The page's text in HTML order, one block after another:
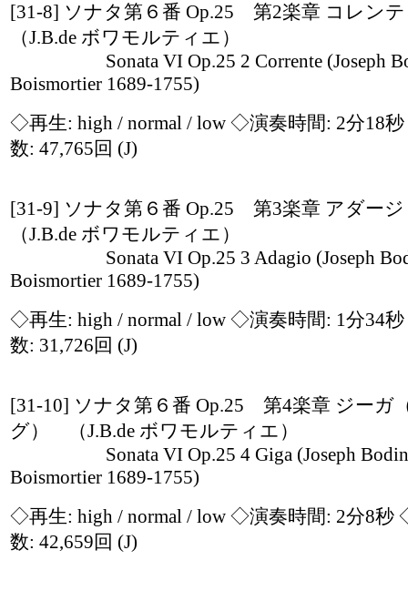
[31-8] ソナタ第６番 Op.25 第2楽章 コレン
（J.B.de ボワモルティエ）
Sonata VI Op.25 2 Corrente (Joseph
Boismortier 1689-1755)
◇再生: high / normal / low ◇演奏時間: 2分18
数: 47,765回 (J)
[31-9] ソナタ第６番 Op.25 第3楽章 アダー
（J.B.de ボワモルティエ）
Sonata VI Op.25 3 Adagio (Joseph
Boismortier 1689-1755)
◇再生: high / normal / low ◇演奏時間: 1分34
数: 31,726回 (J)
[31-10] ソナタ第６番 Op.25 第4楽章 ジーガ
グ） （J.B.de ボワモルティエ）
Sonata VI Op.25 4 Giga (Joseph Bodin
Boismortier 1689-1755)
◇再生: high / normal / low ◇演奏時間: 2分8秒
数: 42,659回 (J)